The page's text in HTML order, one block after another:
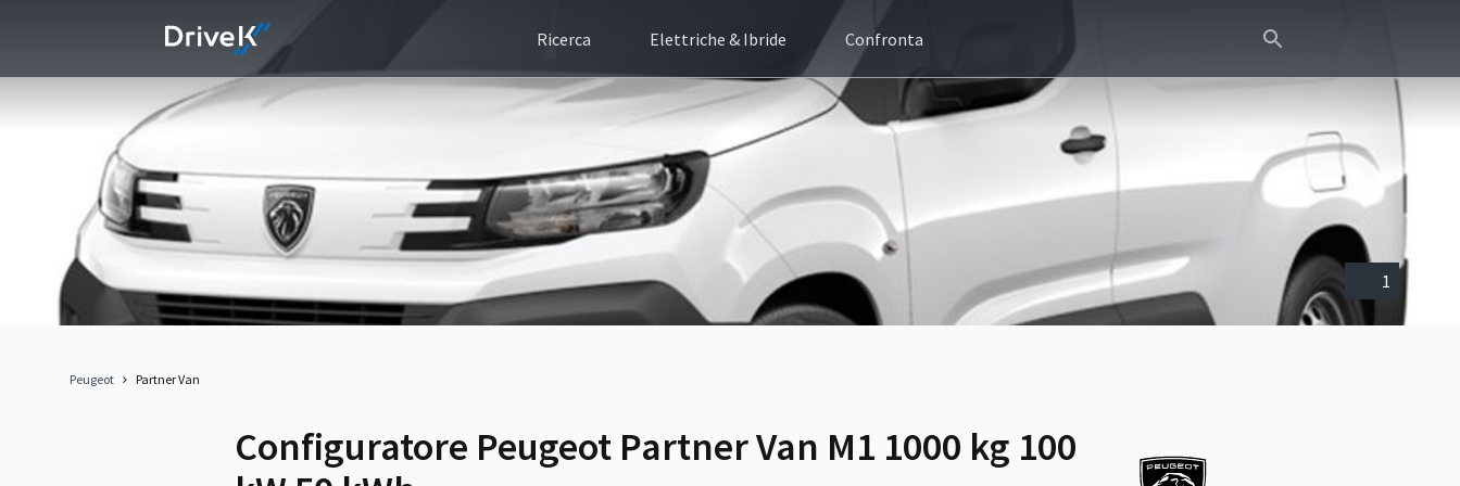
Ricerca Elettriche & Ibride Confronta
1
Peugeot Partner Van
Configuratore Peugeot Partner Van M1 1000 kg 100